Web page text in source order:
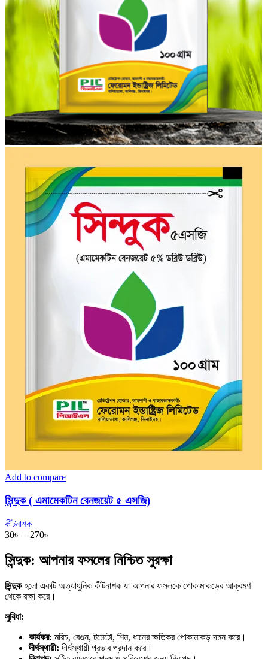
Add to compare
সিন্দুক ( এমামেকটিন বেনজয়েট ৫ এসজি)
কীটনাশক
30৳ – 270৳
30৳
through
সিন্দুক: আপনার ফসলের নিশ্চিত সুরক্ষা
সিন্দুকহলো একটি অত্যাধুনিক কীটনাশক যা আপনার ফসলকে পোকামাকড়ের আক্রমণ
থেকে রক্ষা করে।
সুবিধা:
কার্যকর: মরিচ, বেগুন, টমেটো, শিম, ধানের ক্ষতিকর পোকামাকড় দমন করে।
দীর্ঘস্থায়ী: দীর্ঘস্থায়ী প্রভাব প্রদান করে।